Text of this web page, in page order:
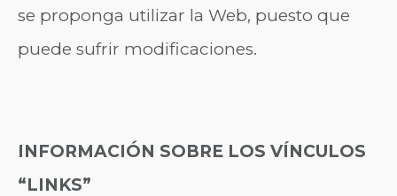
se proponga utilizar la Web, puesto que
puede sufrir modificaciones.
INFORMACIÓN SOBRE LOS VÍNCULOS
“LINKS”